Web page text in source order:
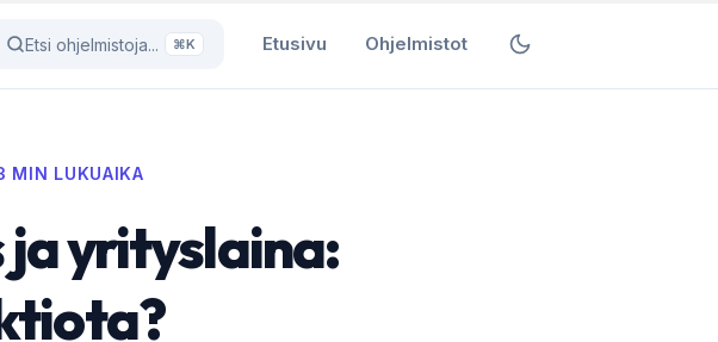
Etsi ohjelmistoja... ⌘K Etusivu Ohjelmistot
MIN LUKUAIKA
yrityslaina: